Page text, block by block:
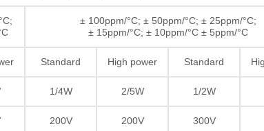
± 100ppm/°C; ± 50ppm/°C; ± 25ppm/°C;
± 15ppm/°C; ± 10ppm/°C ± 5ppm/°C
Standard High power Standard
1/4W 2/5W 1/2W
200V 200V 300V